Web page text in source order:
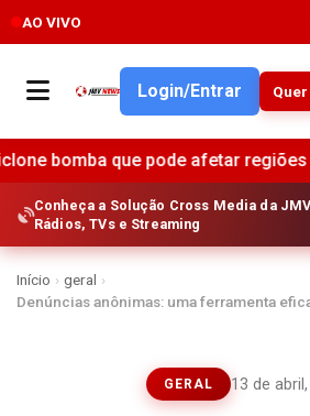
AO VIVO
Login/Entrar
que pode afetar regiões do Sul e
Conheça a Solução Cross Media da
Rádios, TVs e Streaming
Início › geral ›
Denúncias anônimas: uma ferramenta
GERAL 13 de